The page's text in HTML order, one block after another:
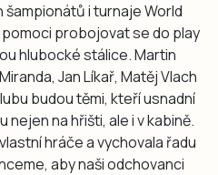
i turnaje World
probojovat se do play
hlubocké stálice. Martin
Jan Líkař, Matěj Vlach
budou těmi, kteří usnadní
na hřišti, ale i v kabině.
hráče a vychovala řadu
aby naši odchovanci